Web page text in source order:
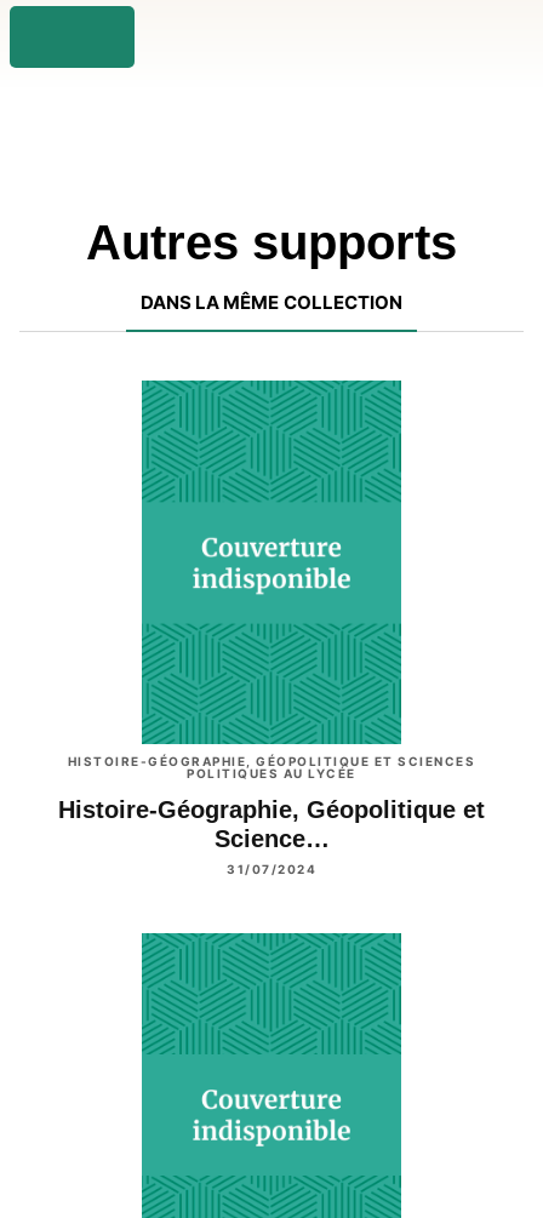
Autres supports
DANS LA MÊME COLLECTION
HISTOIRE-GÉOGRAPHIE, GÉOPOLITIQUE ET SCIENCES
POLITIQUES AU LYCÉE
Histoire-Géographie, Géopolitique et
Science…
31/07/2024